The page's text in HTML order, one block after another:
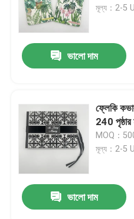
মূল্য：2-5
ভালো দাম
ফ্লেকি
240
MOQ：
মূল্য：2-5
ভালো দাম